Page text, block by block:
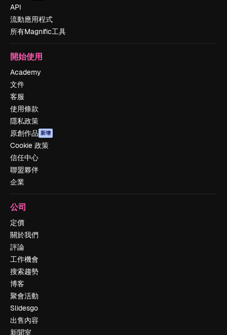
API
流動應用程式
所有Magnific工具
開始使用
Academy
文件
客服
使用條款
隱私政策
原創作品 新增
Cookie 政策
信任中心
聯盟夥伴
企業
公司
定價
關於我們
評論
工作機會
搜索趨勢
博客
聚會活動
Slidesgo
出售內容
新聞室